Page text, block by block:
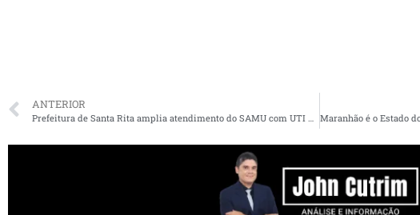
ANTERIOR